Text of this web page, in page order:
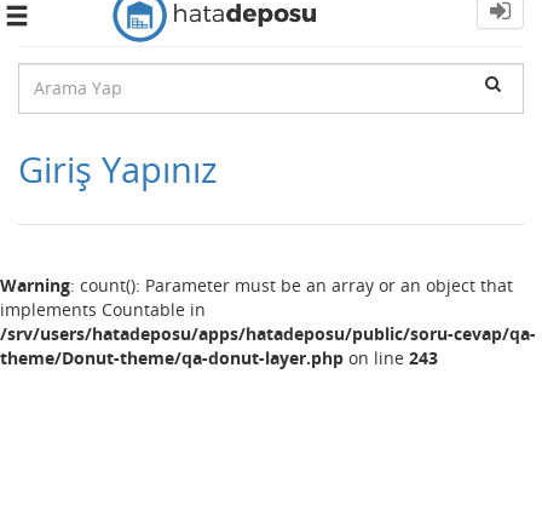
Toggle
Giriş Yapınız
Warning: count(): Parameter must be an array or an object that
implements Countable in
/srv/users/hatadeposu/apps/hatadeposu/public/soru-cevap/qa-
theme/Donut-theme/qa-donut-layer.php on line 243